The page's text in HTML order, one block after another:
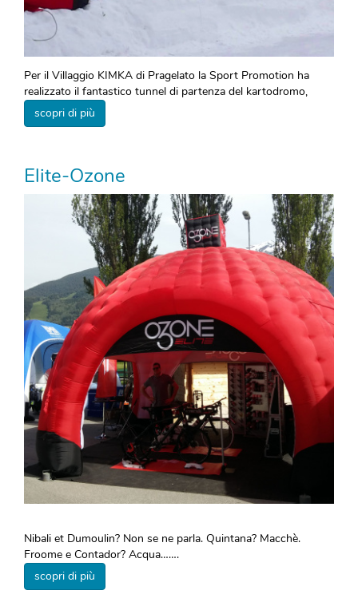
Per il Villaggio KIMKA di Pragelato la Sport Promotion ha
realizzato il fantastico tunnel di partenza del kartodromo,
scopri di più
Elite-Ozone
Nibali et Dumoulin? Non se ne parla. Quintana? Macchè.
Froome e Contador? Acqua…….
scopri di più